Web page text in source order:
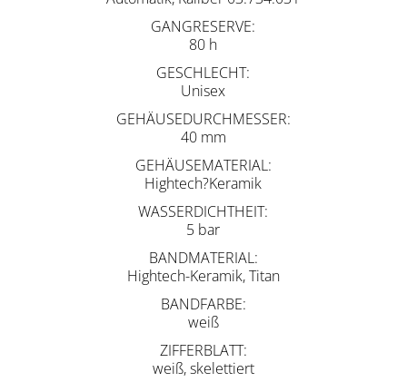
GANGRESERVE
80 h
GESCHLECHT
Unisex
GEHÄUSEDURCHMESSER
40 mm
GEHÄUSEMATERIAL
Hightech?Keramik
WASSERDICHTHEIT
5 bar
BANDMATERIAL
Hightech-Keramik, Titan
BANDFARBE
weiß
ZIFFERBLATT
weiß, skelettiert